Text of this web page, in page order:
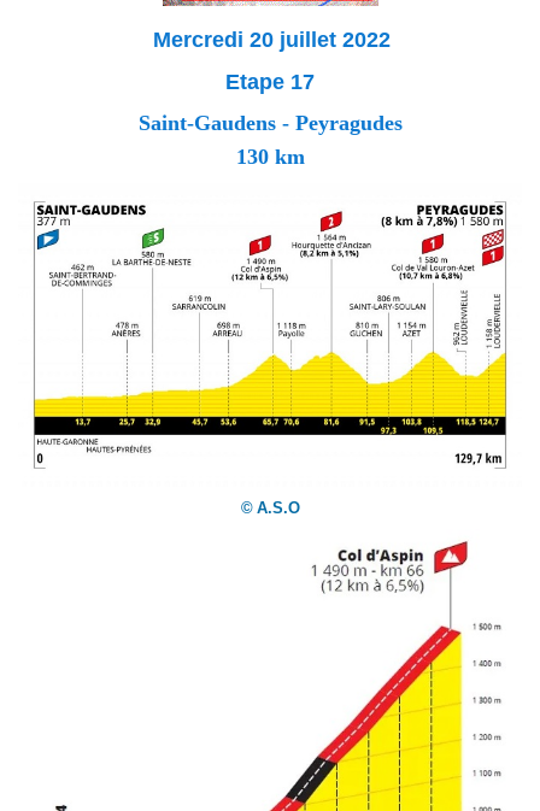
Mercredi 20 juillet 2022
Etape 17
Saint-Gaudens - Peyragudes
130 km
© A.S.O